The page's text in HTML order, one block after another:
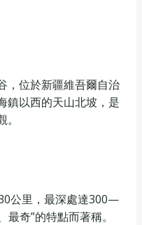
，位於‌新疆維吾爾自治
鎮以西的天山北坡，是
公里，最深處達300—
奇”的特點而著稱。